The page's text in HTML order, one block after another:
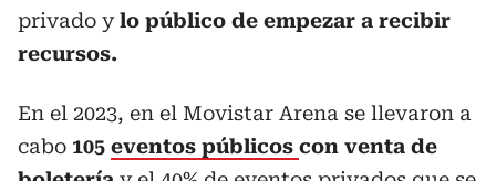
privado ylo público de empezar a recibir
recursos.
En el 2023, en el Movistar Arena se llevaron a
cabo 105 eventos públicos con venta de